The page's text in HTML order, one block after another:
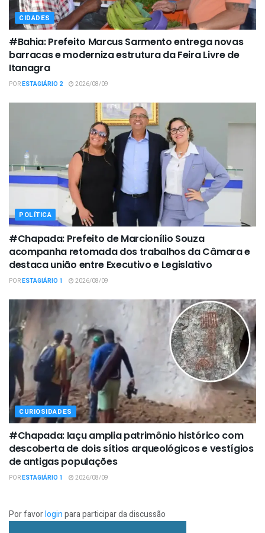
CIDADES
#Bahia: Prefeito Marcus Sarmento entrega novas
barracas e moderniza estrutura da Feira Livre de
Itanagra
PORESTAGIÁRIO 2 2026/08/09
POLÍTICA
#Chapada: Prefeito de Marcionílio Souza
acompanha retomada dos trabalhos da Câmara e
destaca união entre Executivo e Legislativo
PORESTAGIÁRIO 1 2026/08/09
CURIOSIDADES
#Chapada: Iaçu amplia patrimônio histórico com
descoberta de dois sítios arqueológicos e vestígios
de antigas populações
PORESTAGIÁRIO 1 2026/08/09
Por favorloginpara participar da discussão